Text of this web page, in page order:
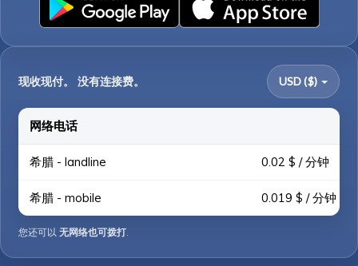
现收现付。 没有连接费。 USD ($)
网络电话
希腊 - landline 0.02 $ / 分钟
希腊 - mobile 0.019 $ / 分钟
您还可以 无网络也可拨打.